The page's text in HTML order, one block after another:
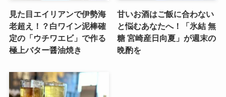
見た目エイリアンで伊勢海
老超え！？白ワイン泥棒確
定の「ウチワエビ」で作る
極上バター醤油焼き
甘いお酒はご飯に合わない
と悩むあなたへ！「氷結 無
糖 宮崎産日向夏」が週末の
晩酌を